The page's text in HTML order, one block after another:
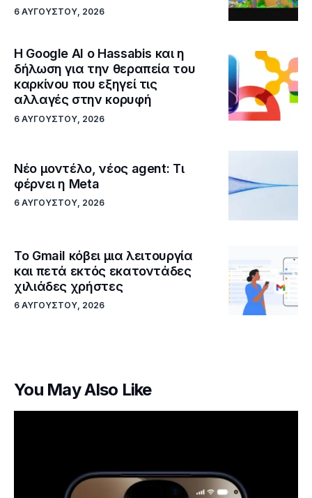
6 ΑΥΓΟΎΣΤΟΥ, 2026
Η Google ΑΙ ο Hassabis και η
δήλωση για την θεραπεία του
καρκίνου που εξηγεί τις
αλλαγές στην κορυφή
6 ΑΥΓΟΎΣΤΟΥ, 2026
Νέο μοντέλο, νέος agent: Τι
φέρνει η Meta
6 ΑΥΓΟΎΣΤΟΥ, 2026
Το Gmail κόβει μια λειτουργία
και πετά εκτός εκατοντάδες
χιλιάδες χρήστες
6 ΑΥΓΟΎΣΤΟΥ, 2026
You May Also Like